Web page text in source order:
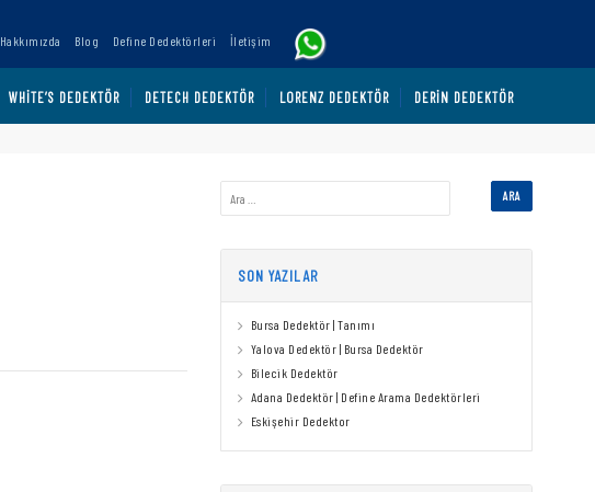
Hakkımızda Blog Define Dedektörleri İletişim
WHITE’S DEDEKTÖR DETECH DEDEKTÖR LORENZ DEDEKTÖR DERIN DEDEKTÖR
SON YAZILAR
Bursa Dedektör | Tanımı
Yalova Dedektör | Bursa Dedektör
Bilecik Dedektör
Adana Dedektör | Define Arama Dedektörleri
Eskişehir Dedektor